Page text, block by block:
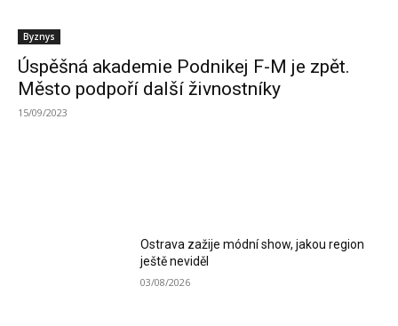
Byznys
Úspěšná akademie Podnikej F-M je zpět.
Město podpoří další živnostníky
15/09/2023
Ostrava zažije módní show, jakou region
ještě neviděl
03/08/2026